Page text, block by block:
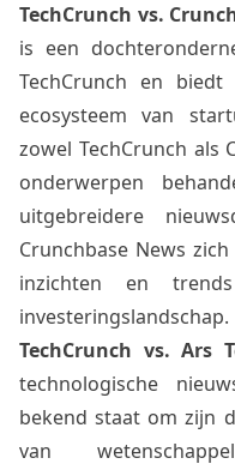
TechCrunch vs.
is een
TechCrunch en
ecosysteem van
zowel TechCrunch als
onderwerpen
uitgebreidere
Crunchbase News
inzichten en
investeringslandschap.
TechCrunch vs. Ars
technologische
bekend staat om zijn
van